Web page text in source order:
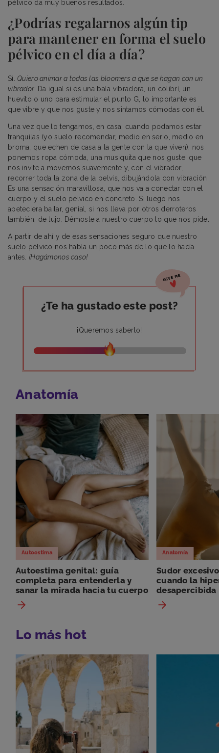
pélvico da muy buenos resultados.
¿Podrías regalarnos algún tip
para mantener en forma el suelo
pélvico en el día a día?
Sí.Quiero animar a todas las bloomers a que se hagan con un
vibrador. Da igual si es una bala vibradora, un colibrí, un
huevito o uno para estimular el punto G, lo importante es
que vibre y que nos guste y nos sintamos cómodas con él.
Una vez que lo tengamos, en casa, cuando podamos estar
tranquilas (yo suelo recomendar, medio en serio, medio en
broma, que echen de casa a la gente con la que viven), nos
ponemos ropa cómoda, una musiquita que nos guste, que
nos invite a movernos suavemente y, con el vibrador,
recorrer toda la zona de la pelvis, dibujándola con vibración.
Es una sensación maravillosa, que nos va a conectar con el
cuerpo y el suelo pélvico en concreto. Si luego nos
apeteciera bailar, genial, si nos lleva por otros derroteros
también, de lujo. Démosle a nuestro cuerpo lo que nos pide.
A partir de ahí y de esas sensaciones seguro que nuestro
suelo pélvico nos habla un poco más de lo que lo hacía
antes.¡Hagámonos caso!
¿Te ha gustado este post?
¡Queremos saberlo!
Anatomía
Autoestima
Autoestima genital: guía
completa para entenderla y
sanar la mirada hacia tu cuerpo
Anatomía
Sudor
cuando la
desapercibida
Lo más hot